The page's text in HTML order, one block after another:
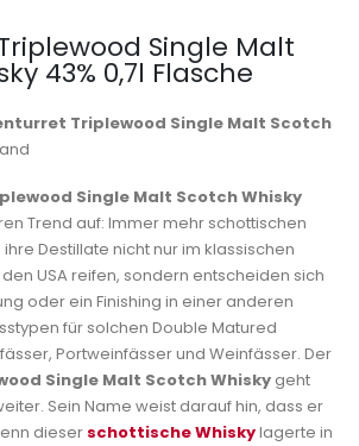
Single Malt
43% 0,7l Flasche
Triplewood Single Malt Scotch
Single Malt Scotch Whisky
Trend auf: Immer mehr schottischen
Destillate nicht nur im klassischen
USA reifen, sondern entscheiden sich
oder ein Finishing in einer anderen
für solchen Double Matured
Portweinfässer und Weinfässer. Der
Single Malt Scotch Whisky geht
Sein Name weist darauf hin, dass er
dieser schottische Whiskylagerte in